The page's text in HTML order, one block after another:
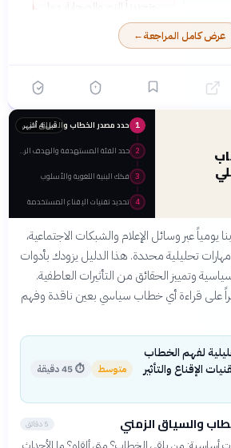
قضايا
تندمج
من علم
وتحديداً النبي والصحابة، مما
قد يثير جدلاً
✕الكتاب يتطلب خلفية تاريخية
جيدة لاستيعاب التفاصيل
عرض كامل المراجعة←
قبل 4 أشهر 1 حدد مصدر الخطاب والسياق الزمني
2 حدد الفئة المستهدفة والهدف الرئيسي
3 فكك البنية اللغوية والأسلوب
4 تحديد تقنيات الإقناع المستخدمة
عبر وسائل الإعلام والشبكات الاجتماعية،
تحليلية محددة. هذا الدليل يزودك بأدوات
وتمييز الحقائق من التأثيرات العاطفية.
على قراءة أي خطاب سياسي بعين ناقدة وفهم
لفهم الخطاب
الإقناع والتأثير
متوسط ⏱45 دقيقة
والسياق الزمني 5 دقائق